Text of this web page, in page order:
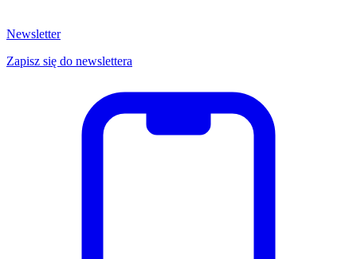
Newsletter
Zapisz się do newslettera